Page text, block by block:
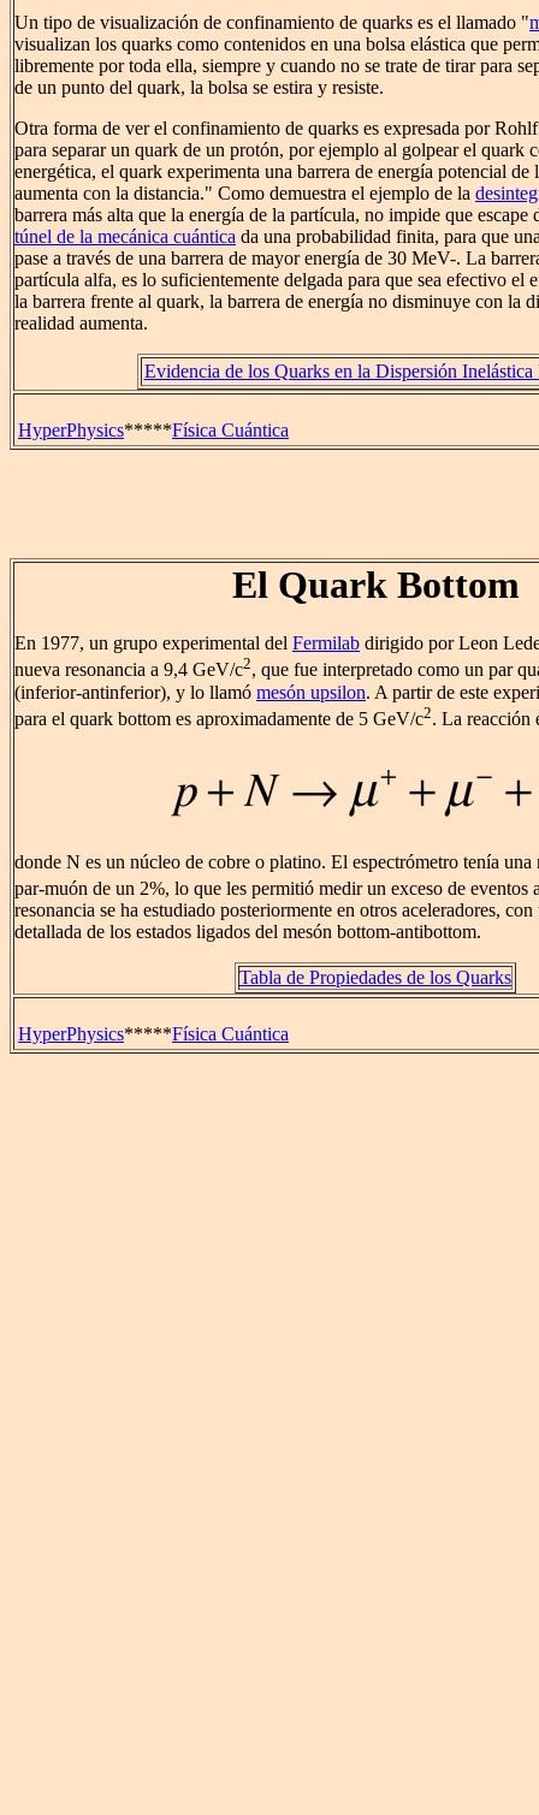
Un tipo de visualización de confinamiento de quarks es el llamado "
visualizan los quarks como contenidos en una bolsa elástica que
libremente por toda ella, siempre y cuando no se trate de tirar para
de un punto del quark, la bolsa se estira y resiste.
Otra forma de ver el confinamiento de quarks es expresada por
para separar un quark de un protón, por ejemplo al golpear el quark
energética, el quark experimenta una barrera de energía potencial
aumenta con la distancia." Como demuestra el ejemplo de la
barrera más alta que la energía de la partícula, no impide que escape
túnel de la mecánica cuántica da una probabilidad finita, para que
pase a través de una barrera de mayor energía de 30 MeV-. La
partícula alfa, es lo suficientemente delgada para que sea efectivo el
la barrera frente al quark, la barrera de energía no disminuye con la
realidad aumenta.
Evidencia de los Quarks en la Dispersión Inelástica
HyperPhysics*****Física Cuántica
El Quark Bottom
En 1977, un grupo experimental del Fermilab dirigido por Leon
nueva resonancia a 9,4 GeV/c2, que fue interpretado como un par
(inferior-antinferior), y lo llamó mesón upsilon. A partir de este
para el quark bottom es aproximadamente de 5 GeV/c2. La reacción
donde N es un núcleo de cobre o platino. El espectrómetro tenía una
par-muón de un 2%, lo que les permitió medir un exceso de eventos
resonancia se ha estudiado posteriormente en otros aceleradores,
detallada de los estados ligados del mesón bottom-antibottom.
Tabla de Propiedades de los Quarks
HyperPhysics*****Física Cuántica